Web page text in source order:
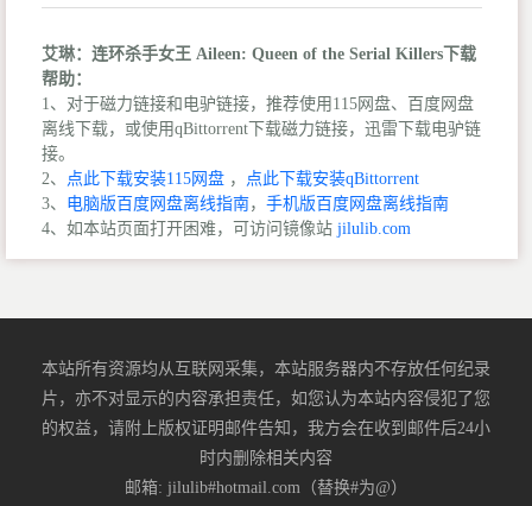
艾琳：连环杀手女王 Aileen: Queen of the Serial Killers下载
帮助：
1、对于磁力链接和电驴链接，推荐使用115网盘、百度网盘
离线下载，或使用qBittorrent下载磁力链接，迅雷下载电驴链
接。
2、 点此下载安装115网盘 ， 点此下载安装qBittorrent
3、 电脑版百度网盘离线指南， 手机版百度网盘离线指南
4、如本站页面打开困难，可访问镜像站 jilulib.com
本站所有资源均从互联网采集，本站服务器内不存放任何纪录
片，亦不对显示的内容承担责任，如您认为本站内容侵犯了您
的权益，请附上版权证明邮件告知，我方会在收到邮件后24小
时内删除相关内容
邮箱: jilulib#hotmail.com（替换#为@）